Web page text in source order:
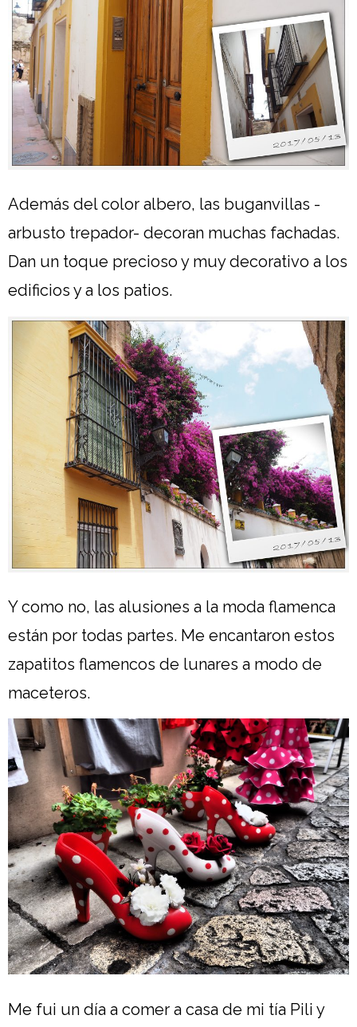
Además del color albero, las buganvillas -
arbusto trepador- decoran muchas fachadas.
Dan un toque precioso y muy decorativo a los
edificios y a los patios.
Y como no, las alusiones a la moda flamenca
están por todas partes. Me encantaron estos
zapatitos flamencos de lunares a modo de
maceteros.
Me fui un día a comer a casa de mi tía Pili y